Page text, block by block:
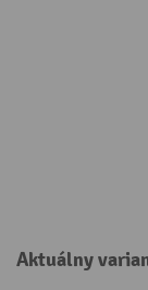
Aktuálny